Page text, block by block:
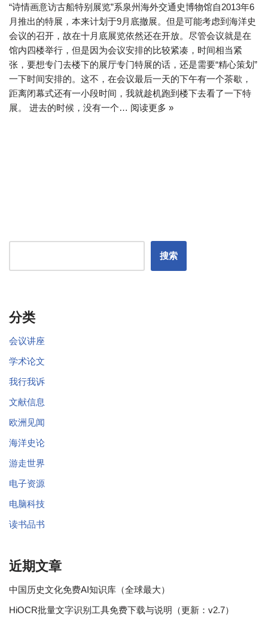
“诗情画意访古船特别展览”系泉州海外交通史博物馆自2013年6
月推出的特展，本来计划于9月底撤展。但是可能考虑到海洋史
会议的召开，故在十月底展览依然还在开放。尽管会议就是在
馆内四楼举行，但是因为会议安排的比较紧凑，时间相当紧
张，要想专门去楼下的展厅专门特展的话，还是需要“精心策划”
一下时间安排的。这不，在会议最后一天的下午有一个茶歇，
距离闭幕式还有一小段时间，我就趁机跑到楼下去看了一下特
展。 进去的时候，没有一个… 阅读更多 »
搜索
分类
会议讲座
学术论文
我行我诉
文献信息
欧洲见闻
海洋史论
游走世界
电子资源
电脑科技
读书品书
近期文章
中国历史文化免费AI知识库（全球最大）
HiOCR批量文字识别工具免费下载与说明（更新：v2.7）